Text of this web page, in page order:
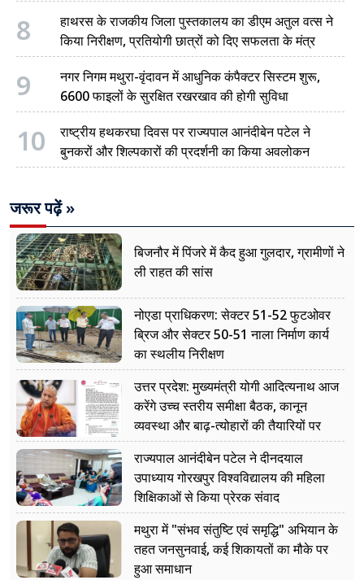
8
हाथरस के राजकीय जिला पुस्तकालय का डीएम अतुल वत्स ने
किया निरीक्षण, प्रतियोगी छात्रों को दिए सफलता के मंत्र
9
नगर निगम मथुरा-वृंदावन में आधुनिक कंपैक्टर सिस्टम शुरू,
6600 फाइलों के सुरक्षित रखरखाव की होगी सुविधा
10
राष्ट्रीय हथकरघा दिवस पर राज्यपाल आनंदीबेन पटेल ने
बुनकरों और शिल्पकारों की प्रदर्शनी का किया अवलोकन
जरूर पढ़ें »
बिजनौर में पिंजरे में कैद हुआ गुलदार, ग्रामीणों ने
ली राहत की सांस
नोएडा प्राधिकरण: सेक्टर 51-52 फुटओवर
ब्रिज और सेक्टर 50-51 नाला निर्माण कार्य
का स्थलीय निरीक्षण
उत्तर प्रदेश: मुख्यमंत्री योगी आदित्यनाथ आज
करेंगे उच्च स्तरीय समीक्षा बैठक, कानून
व्यवस्था और बाढ़-त्योहारों की तैयारियों पर
नजर
राज्यपाल आनंदीबेन पटेल ने दीनदयाल
उपाध्याय गोरखपुर विश्वविद्यालय की महिला
शिक्षिकाओं से किया प्रेरक संवाद
मथुरा में "संभव संतुष्टि एवं समृद्धि" अभियान के
तहत जनसुनवाई, कई शिकायतों का मौके पर
हुआ समाधान